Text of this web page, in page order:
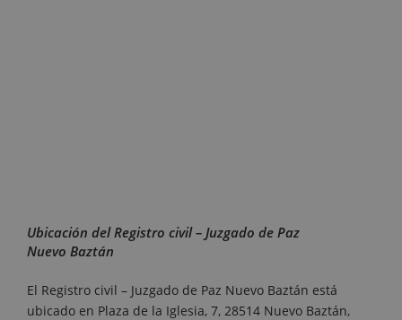
Ubicación del Registro civil – Juzgado de Paz
Nuevo Baztán
El Registro civil – Juzgado de Paz Nuevo Baztán está
ubicado en Plaza de la Iglesia, 7, 28514 Nuevo Baztán,